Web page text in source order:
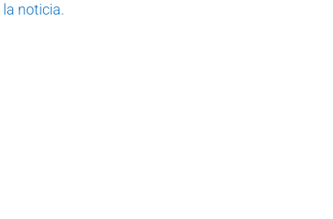
la noticia.